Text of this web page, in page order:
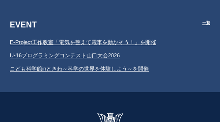
EVENT 一覧
E-Project工作教室「電気を整えて電車を動かそう！」を開催
U-16プログラミングコンテスト山口大会2026
こども科学館inときわ～科学の世界を体験しよう～を開催